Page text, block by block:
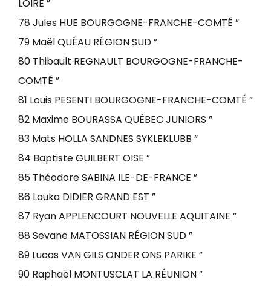
LOIRE ”
78 Jules HUE BOURGOGNE-FRANCHE-COMTÉ ”
79 Maël QUÉAU RÉGION SUD ”
80 Thibault REGNAULT BOURGOGNE-FRANCHE-
COMTÉ ”
81 Louis PESENTI BOURGOGNE-FRANCHE-COMTÉ ”
82 Maxime BOURASSA QUÉBEC JUNIORS ”
83 Mats HOLLA SANDNES SYKLEKLUBB ”
84 Baptiste GUILBERT OISE ”
85 Théodore SABINA ILE-DE-FRANCE ”
86 Louka DIDIER GRAND EST ”
87 Ryan APPLENCOURT NOUVELLE AQUITAINE ”
88 Sevane MATOSSIAN RÉGION SUD ”
89 Lucas VAN GILS ONDER ONS PARIKE ”
90 Raphaël MONTUSCLAT LA RÉUNION ”